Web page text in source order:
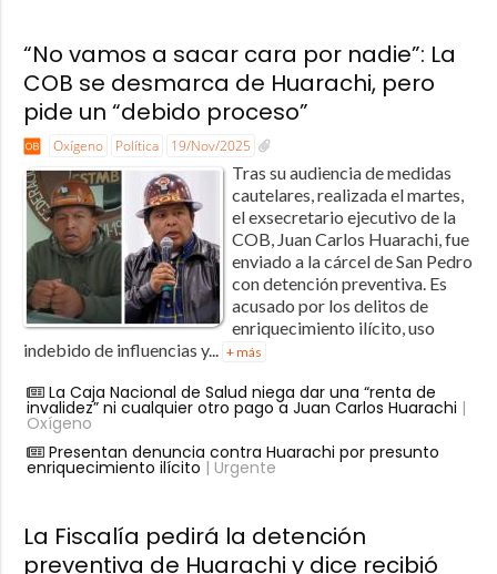
“No vamos a sacar cara por nadie”: La
COB se desmarca de Huarachi, pero
pide un “debido proceso”
Oxígeno Política 19/Nov/2025
Tras su audiencia de medidas
cautelares, realizada el martes,
el exsecretario ejecutivo de la
COB, Juan Carlos Huarachi, fue
enviado a la cárcel de San Pedro
con detención preventiva. Es
acusado por los delitos de
enriquecimiento ilícito, uso
indebido de influencias y...
+ más
La Caja Nacional de Salud niega dar una “renta de
invalidez” ni cualquier otro pago a Juan Carlos Huarachi |
Oxígeno
Presentan denuncia contra Huarachi por presunto
enriquecimiento ilícito | Urgente
La Fiscalía pedirá la detención
preventiva de Huarachi y dice recibió